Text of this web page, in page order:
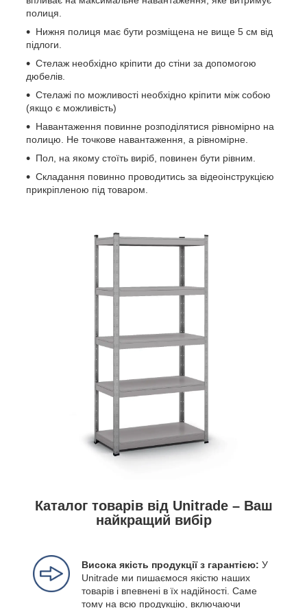
полиця.
Нижня полиця має бути розміщена не вище 5 см від
підлоги.
Стелаж необхідно кріпити до стіни за допомогою
дюбелів.
Стелажі по можливості необхідно кріпити між собою
(якщо є можливість)
Навантаження повинне розподілятися рівномірно на
полицю. Не точкове навантаження, а рівномірне.
Пол, на якому стоїть виріб, повинен бути рівним.
Складання повинно проводитись за відеоінструкцією
прикріпленою під товаром.
Каталог товарів від Unitrade – Ваш
найкращий вибір
Висока якість продукції з гарантією: У
Unitrade ми пишаємося якістю наших
товарів і впевнені в їх надійності. Саме
тому на всю продукцію, включаючи